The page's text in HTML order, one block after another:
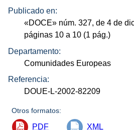
Publicado en:
«DOCE» núm. 327, de 4 de
páginas 10 a 10 (1 pág.)
Departamento:
Comunidades Europeas
Referencia:
DOUE-L-2002-82209
Otros formatos:
PDF XML